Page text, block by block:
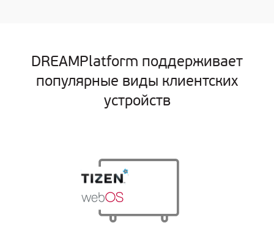
DREAMPlatform поддерживает
популярные виды клиентских
устройств